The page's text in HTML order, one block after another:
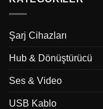
Şarj Cihazları
Hub & Dönüştürücü
Ses & Video
USB Kablo